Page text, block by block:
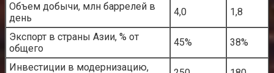
Объем добычи, млн баррелей в
день
4,0 1,8
Экспорт в страны Азии, % от
общего
45% 38%
Инвестиции в модернизацию,